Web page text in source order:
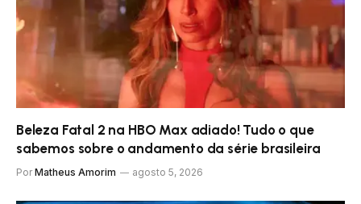
Beleza Fatal 2 na HBO Max adiado! Tudo o que
sabemos sobre o andamento da série brasileira
Por Matheus Amorim agosto 5, 2026